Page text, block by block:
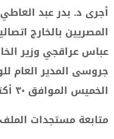
أجرى د. بدر عبد
المصريين بالخارج
عباس عراقجي وزير
جروسى المدير العام
الخميس الموافق ٣٠ أكتوبر
متابعة مستجدات الملف